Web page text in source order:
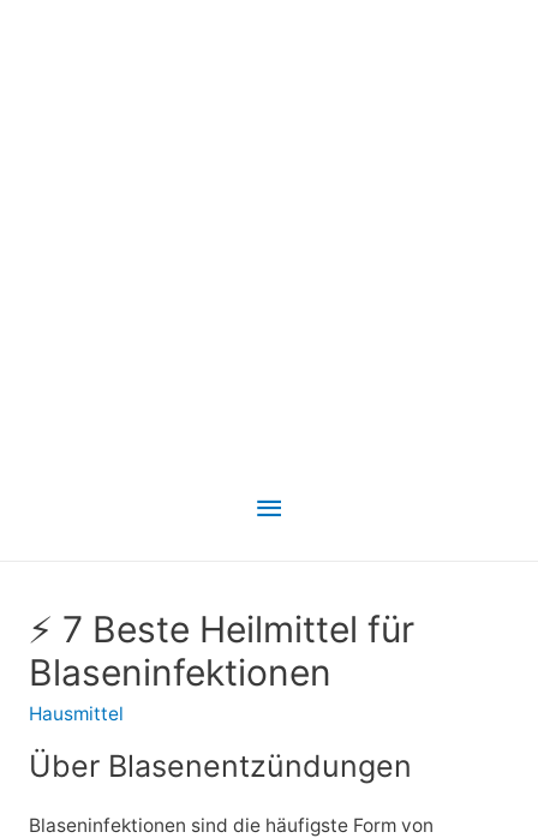
Hauptmenü
⚡ 7 Beste Heilmittel für
Blaseninfektionen
Hausmittel
Über Blasenentzündungen
Blaseninfektionen sind die häufigste Form von